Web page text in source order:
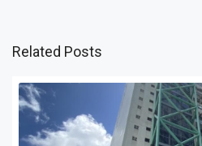
Related Posts